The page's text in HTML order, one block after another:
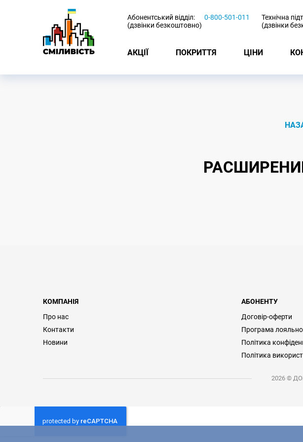
Абонентський відділ:
(дзвінки безкоштовно)
0-800-501-011
Технічна
(дзвінки
АКЦІЇ ПОКРИТТЯ ЦІНИ
КОМПАНІЯ
Про нас
Контакти
Новини
АБОНЕНТУ
Договір-оферти
Програма
Політика
Політика
2026 ©